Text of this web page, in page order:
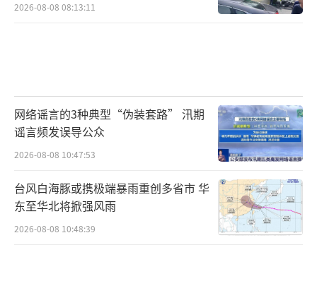
2026-08-08 08:13:11
网络谣言的3种典型“伪装套路” 汛期
谣言频发误导公众
2026-08-08 10:47:53
台风白海豚或携极端暴雨重创多省市 华
东至华北将掀强风雨
2026-08-08 10:48:39